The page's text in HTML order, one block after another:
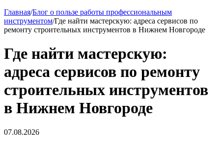
Главная/Блог о пользе работы профессиональным
инструментом/Где найти мастерскую: адреса сервисов по
ремонту строительных инструментов в Нижнем Новгороде
Где найти мастерскую:
адреса сервисов по ремонту
строительных инструментов
в Нижнем Новгороде
07.08.2026